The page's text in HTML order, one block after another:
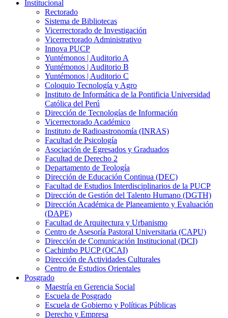
Institucional
Rectorado
Sistema de Bibliotecas
Vicerrectorado de Investigación
Vicerrectorado Administrativo
Innova PUCP
Yuntémonos | Auditorio A
Yuntémonos | Auditorio B
Yuntémonos | Auditorio C
Coloquio Tecnología y Agro
Instituto de Informática de la Pontificia Universidad
Católica del Perú
Dirección de Tecnologías de Información
Vicerrectorado Académico
Instituto de Radioastronomía (INRAS)
Facultad de Psicología
Asociación de Egresados y Graduados
Facultad de Derecho 2
Departamento de Teología
Dirección de Educación Continua (DEC)
Facultad de Estudios Interdisciplinarios de la PUCP
Dirección de Gestión del Talento Humano (DGTH)
Dirección Académica de Planeamiento y Evaluación
(DAPE)
Facultad de Arquitectura y Urbanismo
Centro de Asesoría Pastoral Universitaria (CAPU)
Dirección de Comunicación Institucional (DCI)
Cachimbo PUCP (OCAI)
Dirección de Actividades Culturales
Centro de Estudios Orientales
Posgrado
Maestría en Gerencia Social
Escuela de Posgrado
Escuela de Gobierno y Políticas Públicas
Derecho y Empresa